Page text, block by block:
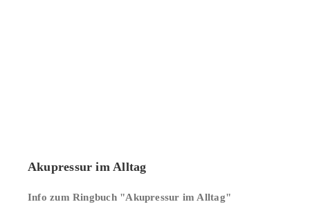
Akupressur im Alltag
Info zum Ringbuch "Akupressur im Alltag"